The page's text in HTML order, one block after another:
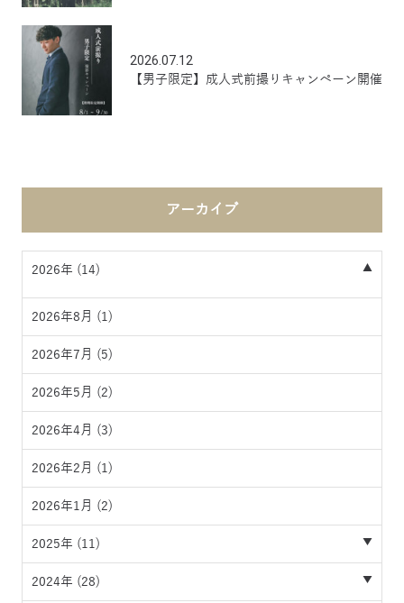
2026.07.12
【男子限定】成人式前撮りキャンペーン開催
アーカイブ
2026年 (14)
2026年8月 (1)
2026年7月 (5)
2026年5月 (2)
2026年4月 (3)
2026年2月 (1)
2026年1月 (2)
2025年 (11)
2024年 (28)